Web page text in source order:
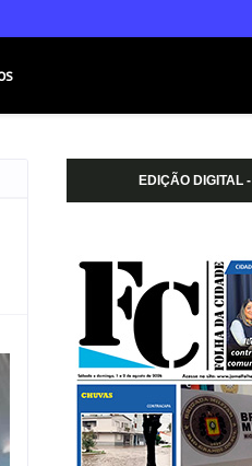
EDIÇÃO DIGITAL